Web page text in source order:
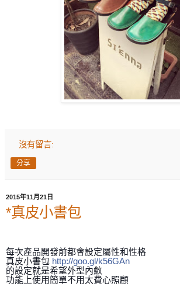
沒有留言:
分享
2015年11月21日
*真皮小書包
每次產品開發前都會設定屬性和性格
真皮小書包 http://goo.gl/k56GAn
的設定就是希望外型內斂
功能上使用簡單不用太費心照顧